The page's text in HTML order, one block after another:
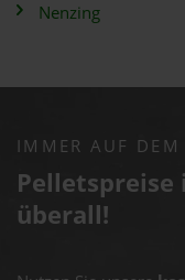
Nenzing
IMMER AUF DEM
Pelletspreise
überall!